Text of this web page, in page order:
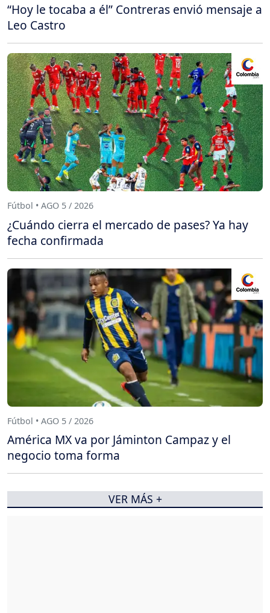
“Hoy le tocaba a él” Contreras envió mensaje a
Leo Castro
Fútbol • AGO 5 / 2026
¿Cuándo cierra el mercado de pases? Ya hay
fecha confirmada
Fútbol • AGO 5 / 2026
América MX va por Jáminton Campaz y el
negocio toma forma
VER MÁS +